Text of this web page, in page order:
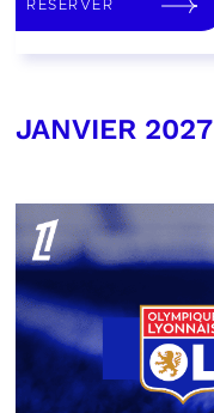
RÉSERVER
JANVIER 2027